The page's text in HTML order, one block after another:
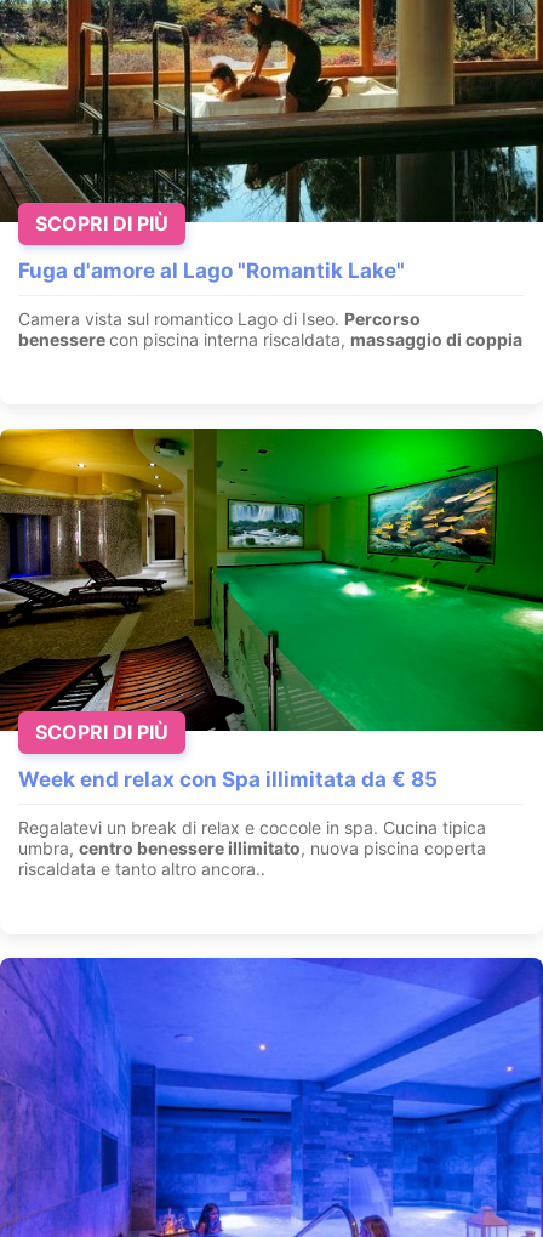
Fuga d'amore al Lago "Romantik Lake"
Camera vista sul romantico Lago di Iseo. Percorso
benesserecon piscina interna riscaldata, massaggio di coppia
SCOPRI DI PIÙ
Week end relax con Spa illimitata da € 85
Regalatevi un break di relax e coccole in spa. Cucina tipica
umbra, centro benessere illimitato, nuova piscina coperta
riscaldata e tanto altro ancora..
SCOPRI DI PIÙ